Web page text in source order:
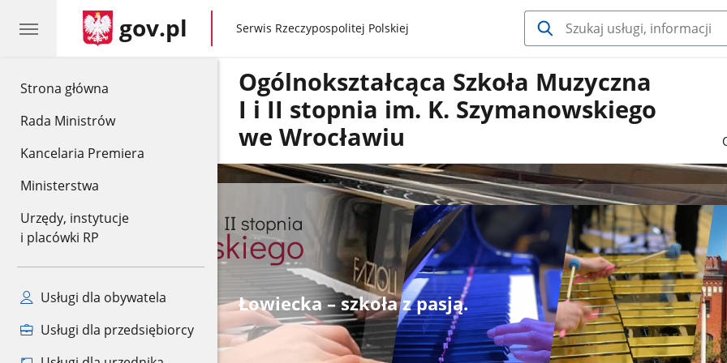
Strona główna
Rada Ministrów
Kancelaria Premiera
Ministerstwa
Urzędy, instytucje
i placówki RP
Usługi dla obywatela
Usługi dla przedsiębiorcy
gov.pl gov.pl
Serwis Rzeczypospolitej Polskiej
Ogólnokształcąca Szkoła Muzyczna
I i II stopnia im. K. Szymanowskiego
we Wrocławiu
Łowiecka – szkoła z pasją.